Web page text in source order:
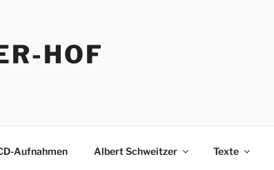
HOF
Aufnahmen Albert Schweitzer Texte